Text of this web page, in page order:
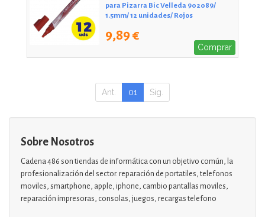
para Pizarra Bic Velleda 902089/
1.5mm/ 12 unidades/ Rojos
9,89 €
Comprar
Ant. 01 Sig.
Sobre Nosotros
Cadena 486 son tiendas de informática con un objetivo común, la
profesionalización del sector. reparación de portatiles, telefonos
moviles, smartphone, apple, iphone, cambio pantallas moviles,
reparación impresoras, consolas, juegos, recargas telefono